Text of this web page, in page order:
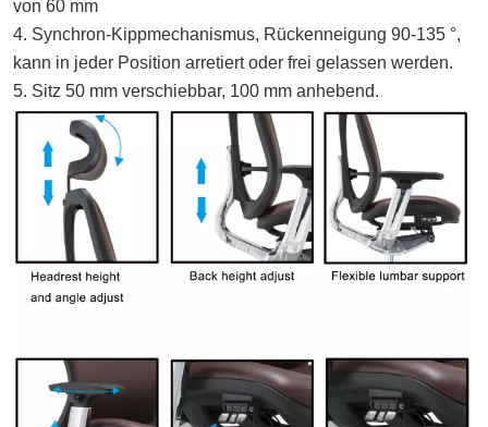
von 60 mm
4. Synchron-Kippmechanismus, Rückenneigung 90-135 °,
kann in jeder Position arretiert oder frei gelassen werden.
5. Sitz 50 mm verschiebbar, 100 mm anhebend.